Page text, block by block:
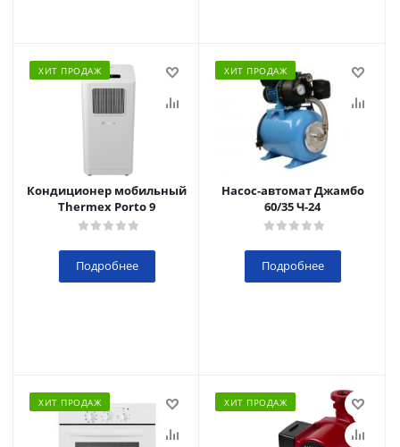
ХИТ ПРОДАЖ
Кондиционер мобильный
Thermex Porto 9
Подробнее
ХИТ ПРОДАЖ
Насос-автомат Джамбо
60/35 Ч-24
Подробнее
ХИТ ПРОДАЖ ХИТ ПРОДАЖ